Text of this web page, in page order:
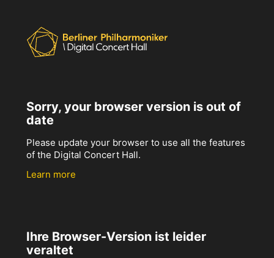
Sorry, your browser version is out of
date
Please update your browser to use all the features
of the Digital Concert Hall.
Learn more
Ihre Browser-Version ist leider
veraltet